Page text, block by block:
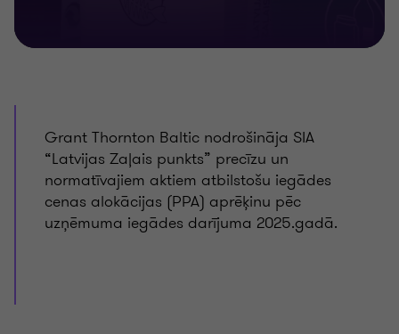
Grant Thornton Baltic nodrošināja SIA
“Latvijas Zaļais punkts” precīzu un
normatīvajiem aktiem atbilstošu iegādes
cenas alokācijas (PPA) aprēķinu pēc
uzņēmuma iegādes darījuma 2025.gadā.